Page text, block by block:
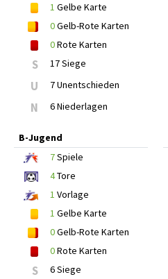
1 Gelbe Karte
0Gelb-Rote Karten
0Rote Karten
S 17 Siege
U 7 Unentschieden
N 6 Niederlagen
B-Jugend
7Spiele
4Tore
1 Vorlage
1 Gelbe Karte
0Gelb-Rote Karten
0Rote Karten
S 6 Siege